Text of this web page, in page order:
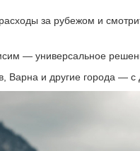
за рубежом и
— универсальное
Варна и другие города — с